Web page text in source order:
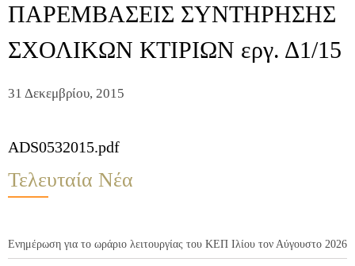
ΠΑΡΕΜΒΑΣΕΙΣ ΣΥΝΤΗΡΗΣΗΣ
ΣΧΟΛΙΚΩΝ ΚΤΙΡΙΩΝ εργ. Δ1/15
31 Δεκεμβρίου, 2015
ADS0532015.pdf
Τελευταία Νέα
Ενημέρωση για το ωράριο λειτουργίας του ΚΕΠ Ιλίου τον Αύγουστο 2026